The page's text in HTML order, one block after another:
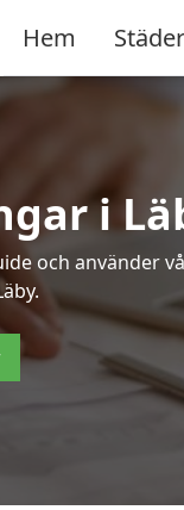
Hem Städer
i
och använder